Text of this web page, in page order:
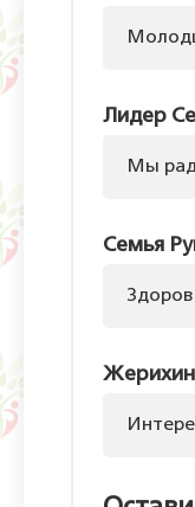
Лидер
Мы
Семья